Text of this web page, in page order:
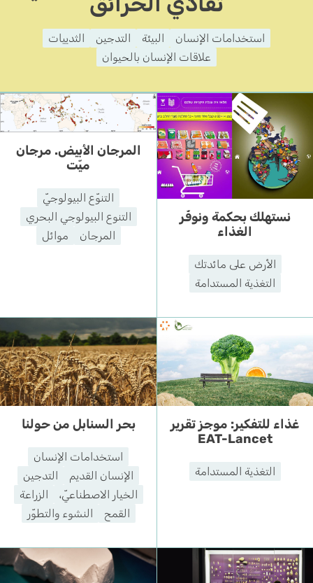
استخدامات الإنسان البيئة التدجين
الثدييات
علاقات الإنسان بالحيوان
نستهلك بحكمة ونوفّر
الغذاء
الأرض على مائدتك
التغذية المستدامة
المرجان الأبيض. مرجان
ميّت
التنوّع البيولوجيّ
التنوع البيولوجي البحري
المرجان
موائل
غذاء للتفكير: موجز تقرير
EAT-Lancet
التغذية المستدامة
بحر السنابل من حولنا
استخدامات الإنسان
الإنسان القديم
التدجين
الخيار الاصطناعيّ،
الزراعة
القمح
النشوء والتطوّر